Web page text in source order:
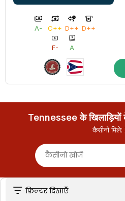
A- C++ D++ D++
F- A
Tennessee के खिलाड़ियों
कैसीनो मिले:
फ़िल्टर दिखाएँ